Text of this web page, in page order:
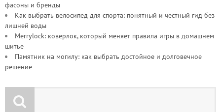
фасоны и бренды
Как выбрать велосипед для спорта: понятный и честный гид без
лишней воды
Merrylock: коверлок, который меняет правила игры в домашнем
шитье
Памятник на могилу: как выбрать достойное и долговечное
решение